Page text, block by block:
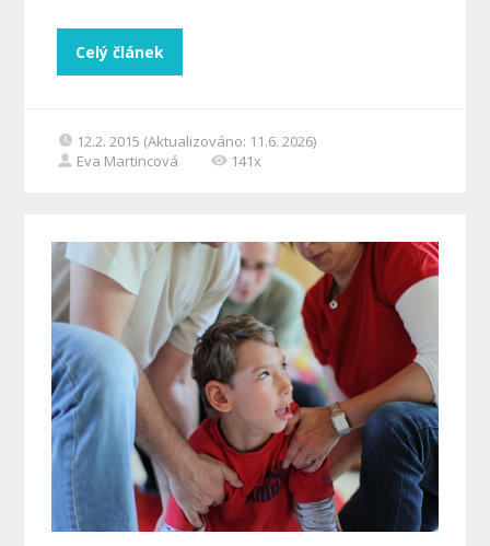
Celý článek
12.2. 2015 (Aktualizováno: 11.6. 2026)
Eva Martincová
141x